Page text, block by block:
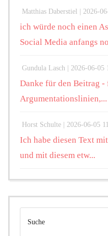
Matthias Daberstiel | 2026-
ich würde noch einen
Social Media anfangs
Gundula Lasch | 2026-06-05
Danke für den Beitrag -
Argumentationslinien,...
Horst Schulte | 2026-06-05
Ich habe diesen Text
und mit diesem etw...